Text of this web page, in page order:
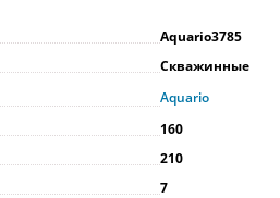
Aquario3785
Скважинные
Aquario
160
210
7